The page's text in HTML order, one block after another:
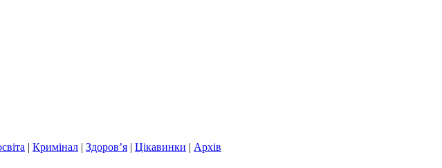
| Кримінал | Здоров’я | Цікавинки | Архів